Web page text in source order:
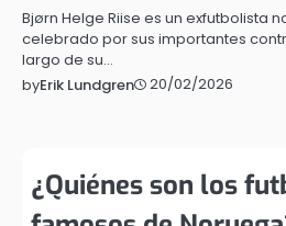
Bjørn Helge Riise es un exfutbolista
celebrado por sus importantes
largo de su…
byErik Lundgren 20/02/2026
¿Quiénes son los